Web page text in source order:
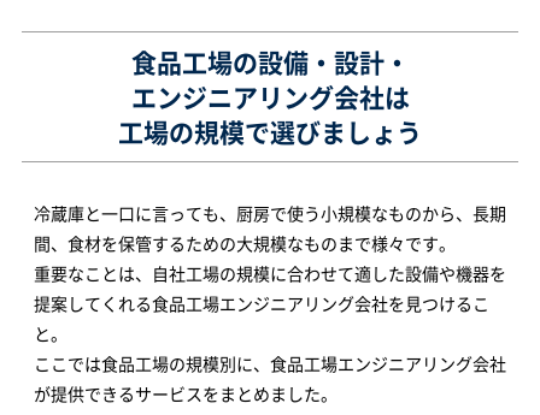
食品工場の設備・設計・
エンジニアリング会社は
工場の規模で選びましょう
冷蔵庫と一口に言っても、厨房で使う小規模なものから、長期
間、食材を保管するための大規模なものまで様々です。
重要なことは、自社工場の規模に合わせて適した設備や機器を
提案してくれる食品工場エンジニアリング会社を見つけるこ
と。
ここでは食品工場の規模別に、食品工場エンジニアリング会社
が提供できるサービスをまとめました。